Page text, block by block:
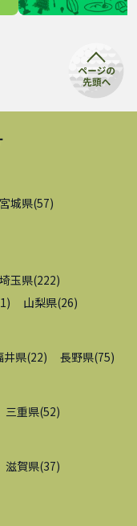
宮城県(57)
埼玉県(222)
) 山梨県(26)
井県(22) 長野県(75)
三重県(52)
滋賀県(37)